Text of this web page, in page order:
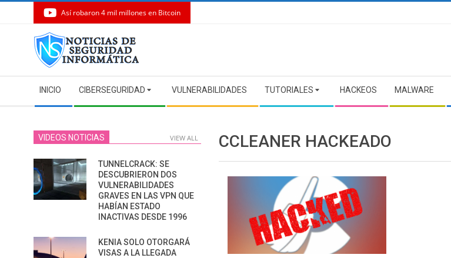
Así robaron 4 mil millones en Bitcoin
Navigation
Menu
INICIO CIBERSEGURIDAD VULNERABILIDADES TUTORIALES HACKEOS MALWARE
CCLEANER HACKEADO
VIDEOS NOTICIAS VIEW ALL
TUNNELCRACK: SE
DESCUBRIERON DOS
VULNERABILIDADES
GRAVES EN LAS VPN QUE
HABÍAN ESTADO
INACTIVAS DESDE 1996
KENIA SOLO OTORGARÁ
VISAS A LA LLEGADA